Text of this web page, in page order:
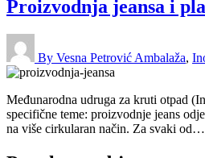
Proizvodnja jeansa i
By Vesna Petrović Ambalaža,
Međunarodna udruga za kruti otpad
specifične teme: proizvodnje jeans
na više cirkularan način. Za svaki od…